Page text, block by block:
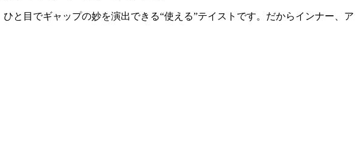
と目でギャップの妙を演出できる“使える”テイストです。だからインナー、ア